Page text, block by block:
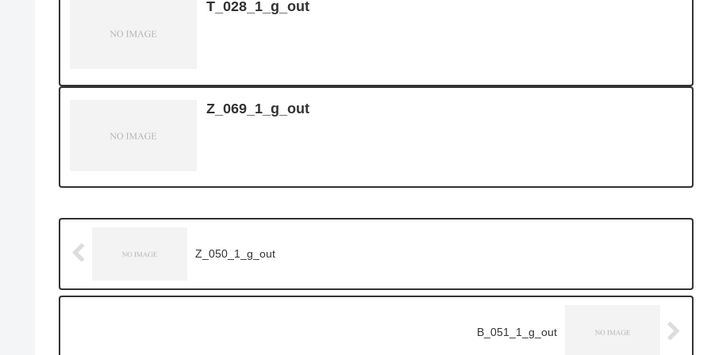
T_028_1_g_out
Z_069_1_g_out
Z_050_1_g_out
B_051_1_g_out